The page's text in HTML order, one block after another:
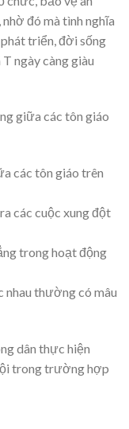
đó mà tình nghĩa
triển, đời sống
ngày càng giàu
giữa các tôn giáo
các tôn giáo trên
các cuộc xung đột
trong hoạt động
nhau thường có mâu
dân thực hiện
trong trường hợp